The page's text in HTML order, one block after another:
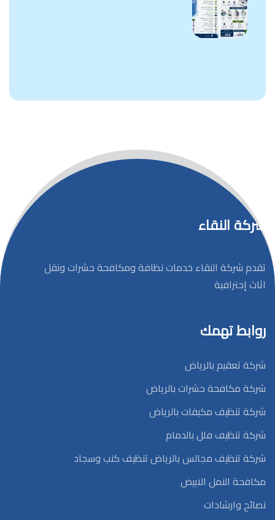
شركة النقاء
تقدم شركة النقاء خدمات نظافة ومكافحة حشرات ونقل
اثاث إحترافية
روابط تهمك
شركة تعقيم بالرياض
شركة مكافحة حشرات بالرياض
شركة تنظيف مكيفات بالرياض
شركة تنظيف فلل بالدمام
شركة تنظيف مجالس بالرياض تنظيف كنب وسجاد
مكافحة النمل الابيض
نصائح وارشادات